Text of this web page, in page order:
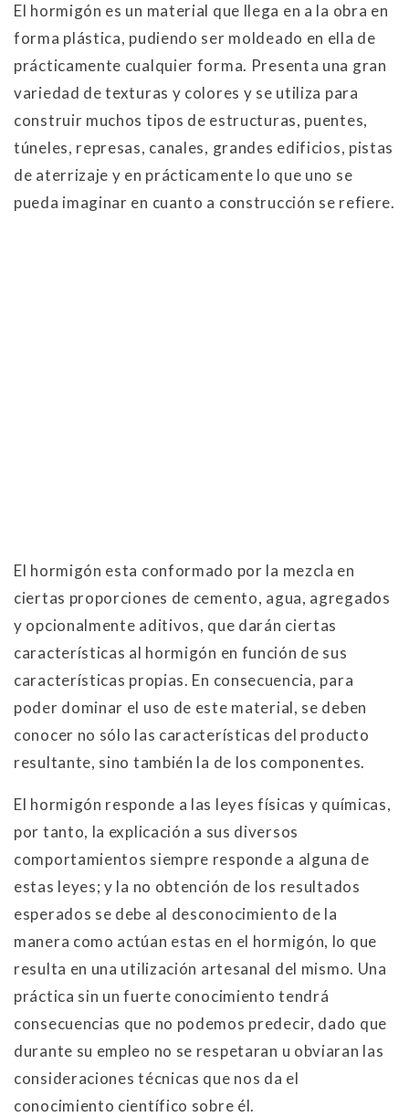
El hormigón es un material que llega en a la obra en
forma plástica, pudiendo ser moldeado en ella de
prácticamente cualquier forma. Presenta una gran
variedad de texturas y colores y se utiliza para
construir muchos tipos de estructuras, puentes,
túneles, represas, canales, grandes edificios, pistas
de aterrizaje y en prácticamente lo que uno se
pueda imaginar en cuanto a construcción se refiere.
El hormigón esta conformado por la mezcla en
ciertas proporciones de cemento, agua, agregados
y opcionalmente aditivos, que darán ciertas
características al hormigón en función de sus
características propias. En consecuencia, para
poder dominar el uso de este material, se deben
conocer no sólo las características del producto
resultante, sino también la de los componentes.
El hormigón responde a las leyes físicas y químicas,
por tanto, la explicación a sus diversos
comportamientos siempre responde a alguna de
estas leyes; y la no obtención de los resultados
esperados se debe al desconocimiento de la
manera como actúan estas en el hormigón, lo que
resulta en una utilización artesanal del mismo. Una
práctica sin un fuerte conocimiento tendrá
consecuencias que no podemos predecir, dado que
durante su empleo no se respetaran u obviaran las
consideraciones técnicas que nos da el
conocimiento científico sobre él.